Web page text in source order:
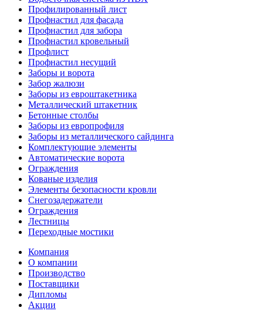
Профилированный лист
Профнастил для фасада
Профнастил для забора
Профнастил кровельный
Профлист
Профнастил несущий
Заборы и ворота
Забор жалюзи
Заборы из евроштакетника
Металлический штакетник
Бетонные столбы
Заборы из европрофиля
Заборы из металлического сайдинга
Комплектующие элементы
Автоматические ворота
Ограждения
Кованые изделия
Элементы безопасности кровли
Снегозадержатели
Ограждения
Лестницы
Переходные мостики
Компания
О компании
Производство
Поставщики
Дипломы
Акции